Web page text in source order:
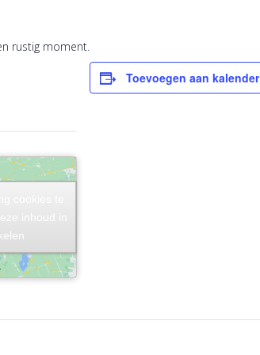
rustig moment.
Toevoegen aan kalender
inhoud in
inhoud in